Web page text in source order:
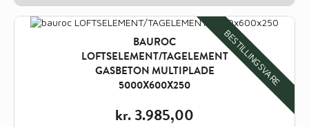
BESTILLINGSVARE
BAUROC
LOFTSELEMENT/TAGELEMENT
GASBETON MULTIPLADE
5000X600X250
kr.3.985,00